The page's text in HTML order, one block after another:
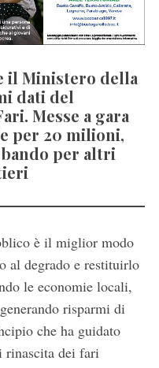
il Ministero della
dati del
Messe a gara
per 20 milioni,
per altri
è il miglior modo
al degrado e restituirlo
le economie locali,
risparmi di
che ha guidato
rinascita dei fari